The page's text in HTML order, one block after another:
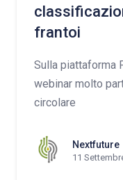
frantoi
Sulla piattaforma
webinar molto
circolare
Nextfuture
11